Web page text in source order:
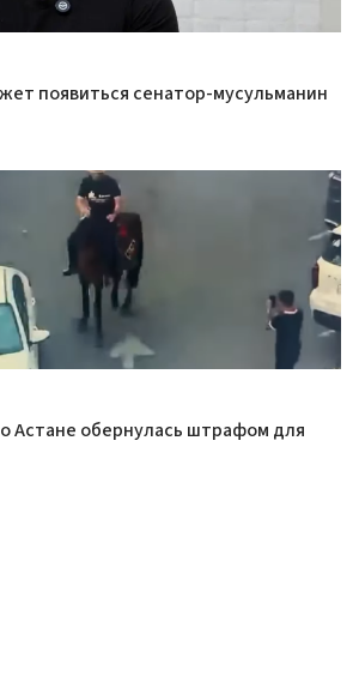
появиться сенатор-мусульманин
Астане обернулась штрафом для